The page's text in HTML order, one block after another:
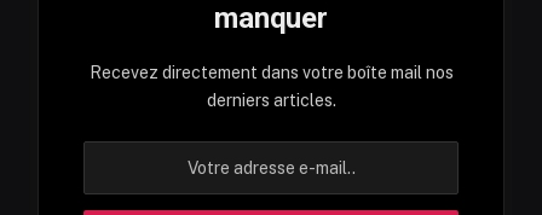
manquer
Recevez directement dans votre boîte mail nos
derniers articles.